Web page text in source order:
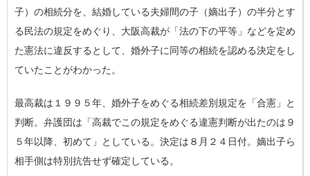
子）の相続分を、結婚している夫婦間の子（嫡出子）の半分とす
る民法の規定をめぐり、大阪高裁が「法の下の平等」などを定め
た憲法に違反するとして、婚外子に同等の相続を認める決定をし
ていたことがわかった。
最高裁は１９９５年、婚外子をめぐる相続差別規定を「合憲」と
判断。弁護団は「高裁でこの規定をめぐる違憲判断が出たのは９
５年以降、初めて」としている。決定は８月２４日付。嫡出子ら
相手側は特別抗告せず確定している。